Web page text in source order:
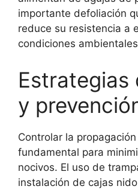
importante defoliación
reduce su resistencia a
condiciones
Estrategias
y
Controlar la
fundamental para
nocivos. El uso de
instalación de cajas